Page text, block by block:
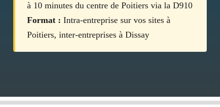
à 10 minutes du centre de Poitiers via la D910
Format : Intra-entreprise sur vos sites à
Poitiers, inter-entreprises à Dissay